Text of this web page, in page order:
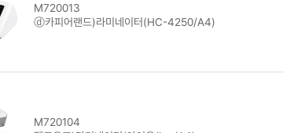
M720013
ⓓ카피어랜드)라미네이터(HC-4250/A4)
M720104